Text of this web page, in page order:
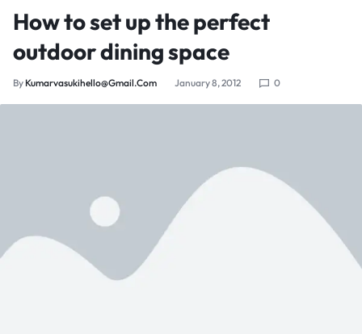
How to set up the perfect
outdoor dining space
By Kumarvasukihello@gmail.com January 8, 2012 0